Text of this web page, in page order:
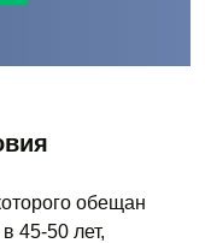
обещан
45-50 лет,